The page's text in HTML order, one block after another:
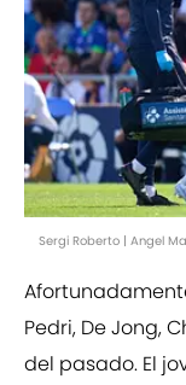
Sergi Roberto | Angel
Pedri, De Jong,
del pasado. El